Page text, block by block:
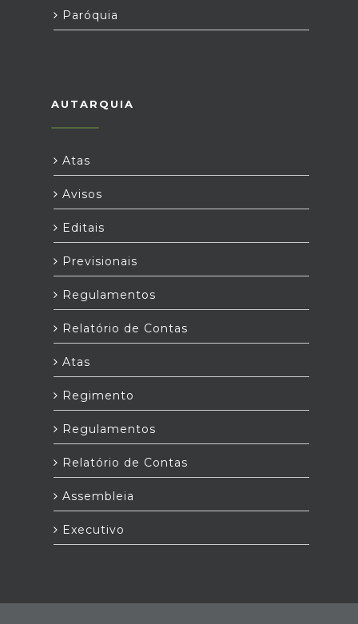
Paróquia
AUTARQUIA
Atas
Avisos
Editais
Previsionais
Regulamentos
Relatório de Contas
Atas
Regimento
Regulamentos
Relatório de Contas
Assembleia
Executivo